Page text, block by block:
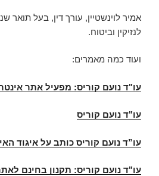
אמיר לוינשטיין, עורך דין, בעל תואר
לנזיקין וביטוח.
ועוד כמה מאמרים:
עו"ד נועם קוריס: מפעיל אתר
עו"ד נועם קוריס
עו”ד נועם קוריס כותב על איגוד
עו"ד נועם קוריס: תקנון בחינם